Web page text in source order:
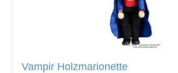
Vampir Holzmarionette